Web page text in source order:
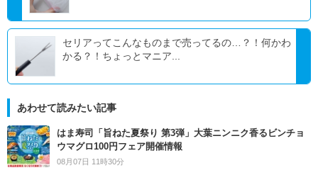
セリアってこんなものまで売ってるの…？！何かわ
かる？！ちょっとマニア...
あわせて読みたい記事
はま寿司「旨ねた夏祭り 第3弾」大葉ニンニク香るビンチョ
ウマグロ100円フェア開催情報
08月07日 11時30分